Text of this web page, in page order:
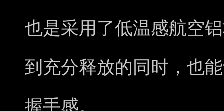
也是采用了低温感航空
到充分释放的同时，也
握手感。